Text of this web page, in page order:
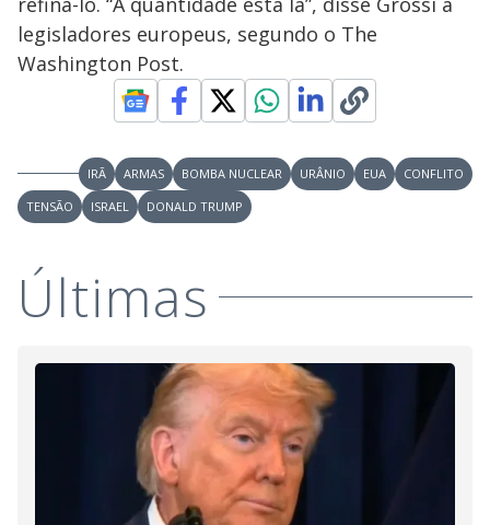
legisladores europeus, segundo o The
Washington Post.
IRÃ ARMAS BOMBA NUCLEAR URÂNIO EUA
CONFLITO
TENSÃO
ISRAEL DONALD TRUMP
Últimas